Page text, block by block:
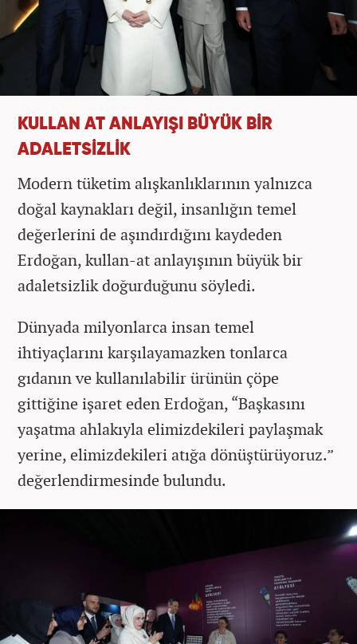
KULLAN AT ANLAYIŞI BÜYÜK BİR
ADALETSİZLİK
Modern tüketim alışkanlıklarının yalnızca
doğal kaynakları değil, insanlığın temel
değerlerini de aşındırdığını kaydeden
Erdoğan, kullan-at anlayışının büyük bir
adaletsizlik doğurduğunu söyledi.
Dünyada milyonlarca insan temel
ihtiyaçlarını karşılayamazken tonlarca
gıdanın ve kullanılabilir ürünün çöpe
gittiğine işaret eden Erdoğan, “Başkasını
yaşatma ahlakıyla elimizdekileri paylaşmak
yerine, elimizdekileri atığa dönüştürüyoruz.”
değerlendirmesinde bulundu.